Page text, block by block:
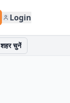
Login
शहर चुनें